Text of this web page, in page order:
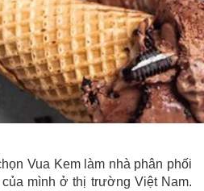
Vua Kem làm nhà phân phối
mình ở thị trường Việt Nam.